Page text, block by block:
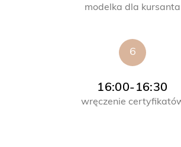
modelka dla kursanta
6
16:00-16:30
wręczenie